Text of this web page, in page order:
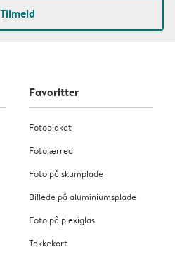
Tilmeld
Favoritter
Fotoplakat
Fotolærred
Foto på skumplade
Billede på aluminiumsplade
Foto på plexiglas
Takkekort